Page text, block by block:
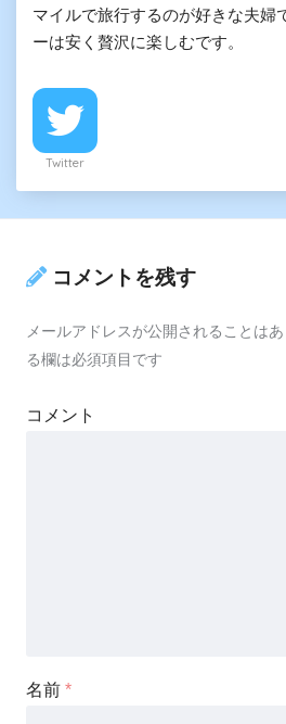
マイルで旅行するのが好きな夫婦
ーは安く贅沢に楽しむです。
Twitter
コメントを残す
メールアドレスが公開されることはあ
る欄は必須項目です
コメント
名前 *